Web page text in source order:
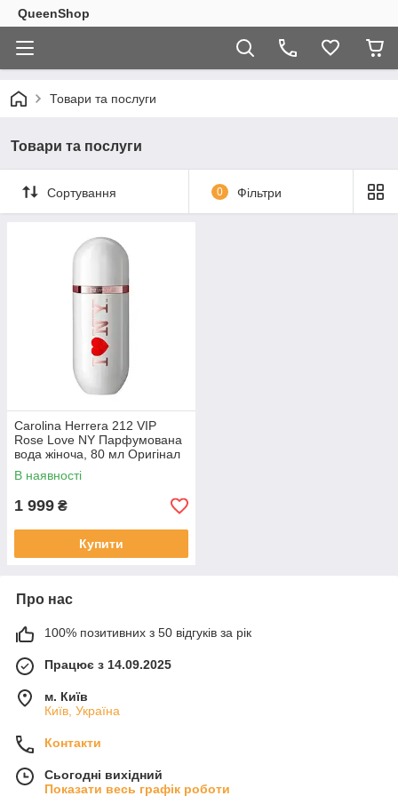
QueenShop
Товари та послуги
Товари та послуги
Сортування 0 Фільтри
Carolina Herrera 212 VIP
Rose Love NY Парфумована
вода жіноча, 80 мл Оригінал
В наявності
1 999 ₴
Купити
Про нас
100% позитивних з 50 відгуків за рік
Працює з 14.09.2025
м. Київ
Київ, Україна
Контакти
Сьогодні вихідний
Показати весь графік роботи